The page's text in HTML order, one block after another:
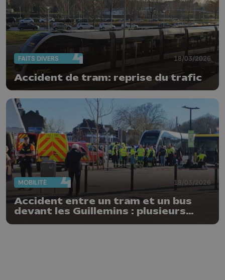
FAITS DIVERS 18/03/2026
Accident de tram: reprise du trafic
MOBILITÉ 18/03/2026
Accident entre un tram et un bus
devant les Guillemins : plusieurs